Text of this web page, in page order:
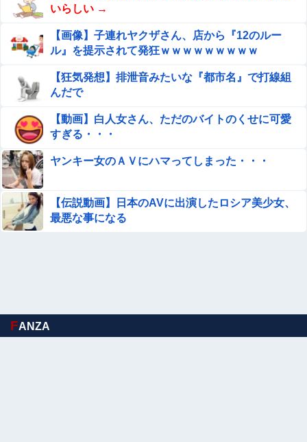
マーメイド達と限界突破”してしまうｗｗｗｗ他
ミッチーこと及川光博さん、56歳で再婚→新しい命まで授
かるｗｗｗｗｗ
妊婦・田中みな実さん、背中と横乳を大胆露出して公の場
に出てしまうｗｗｗｗｗｗ
【動画】福岡の電車、複数の駅で「チンポッ❤」というア
ナウンスが流れ大騒ぎwwwwwwwww
カープ小園『打率.254』坂倉『打率.255』←これ他
【ウマ娘】海外の絵師が描いた味付けの濃いウマ娘からし
か得られない栄養素はある
【悲報】佐藤二朗さん、Ｘを更新「妻から『ハグでもして
みっか』と言われました」ｗｗｗｗｗｗｗｗｗｗ
いらしい →
【画像】子連れヤクザさん、店から『12のルー
ル』を提示されて発狂ｗｗｗｗｗｗｗｗｗ
【狂気発想】排泄音みたいな『都市名』で打線組
んだで
【動画】白人女さん、ただのバイトのくせに可愛
すぎる・・・
ヤンキー女のＡＶにハマってしまった・・・
【伝説動画】日本のAVに出演したロシア美少女、
最悪な事になる
FANZA